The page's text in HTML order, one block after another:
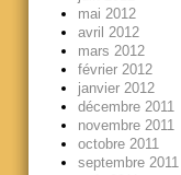
mai 2012
avril 2012
mars 2012
février 2012
janvier 2012
décembre 2011
novembre 2011
octobre 2011
septembre 2011